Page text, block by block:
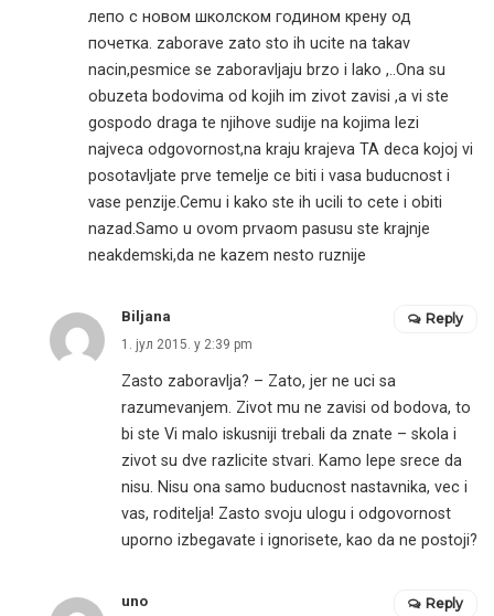
лепо с новом школском годином крену од
почетка. zaborave zato sto ih ucite na takav
nacin,pesmice se zaboravljaju brzo i lako ,..Ona su
obuzeta bodovima od kojih im zivot zavisi ,a vi ste
gospodo draga te njihove sudije na kojima lezi
najveca odgovornost,na kraju krajeva TA deca kojoj vi
posotavljate prve temelje ce biti i vasa buducnost i
vase penzije.Cemu i kako ste ih ucili to cete i obiti
nazad.Samo u ovom prvaom pasusu ste krajnje
neakdemski,da ne kazem nesto ruznije
Biljana
1. јул 2015. у 2:39 pm
Zasto zaboravlja? – Zato, jer ne uci sa
razumevanjem. Zivot mu ne zavisi od bodova, to
bi ste Vi malo iskusniji trebali da znate – skola i
zivot su dve razlicite stvari. Kamo lepe srece da
nisu. Nisu ona samo buducnost nastavnika, vec i
vas, roditelja! Zasto svoju ulogu i odgovornost
uporno izbegavate i ignorisete, kao da ne postoji?
Reply
uno Reply